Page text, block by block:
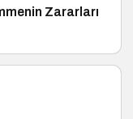
Zararları